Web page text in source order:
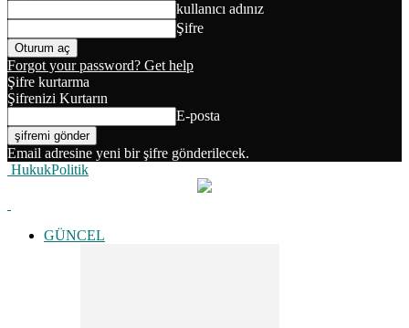
kullanıcı adınız
Şifre
Forgot your password? Get help
Şifre kurtarma
Şifrenizi Kurtarın
E-posta
Email adresine yeni bir şifre gönderilecek.
HukukPolitik
GÜNCEL